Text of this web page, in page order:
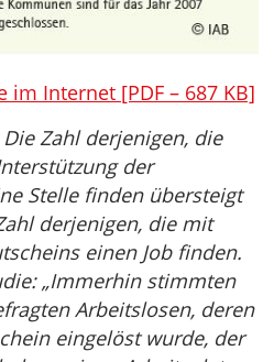
im Internet [PDF – 687 KB]
Zahl derjenigen, die
der
Stelle finden übersteigt
derjenigen, die mit
einen Job finden.
„Immerhin stimmten
Arbeitslosen, deren
eingelöst wurde, der